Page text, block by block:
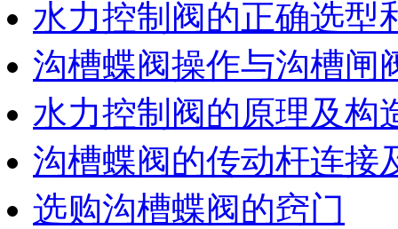
水力控制阀的正确选型
沟槽蝶阀操作与沟槽闸
水力控制阀的原理及构
沟槽蝶阀的传动杆连接
选购沟槽蝶阀的窍门